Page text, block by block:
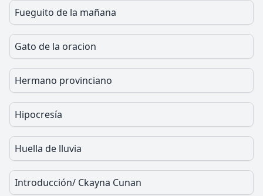
Fueguito de la mañana
Gato de la oracion
Hermano provinciano
Hipocresía
Huella de lluvia
Introducción/ Ckayna Cunan